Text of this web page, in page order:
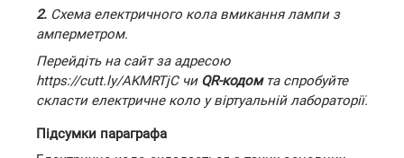
2. Схема електричного кола вмикання лампи з
амперметром.
Перейдіть на сайт за адресою
https://cutt.ly/AKMRTjC чи QR-кодомта спробуйте
скласти електричне коло у віртуальній лабораторії.
Підсумки параграфа